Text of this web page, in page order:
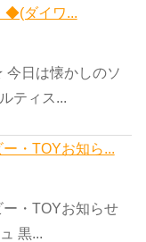
◆(ダイワ...
日は懐かしのソ
ティス...
・TOYお知ら...
・TOYお知らせ
黒...